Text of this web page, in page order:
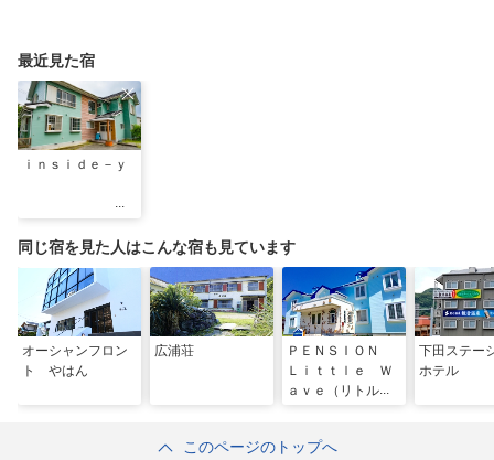
最近見た宿
ｉｎｓｉｄｅ－ｙ
同じ宿を見た人はこんな宿も見ています
オーシャンフロン
ト やはん
広浦荘
ＰＥＮＳＩＯＮ
Ｌｉｔｔｌｅ Ｗ
ａｖｅ（リトルウ
下田ステー
ホテル
このページのトップへ